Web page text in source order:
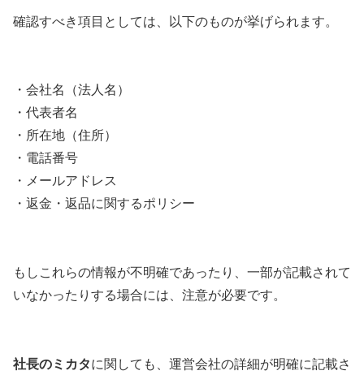
確認すべき項目としては、以下のものが挙げられます。
・会社名（法人名）
・代表者名
・所在地（住所）
・電話番号
・メールアドレス
・返金・返品に関するポリシー
もしこれらの情報が不明確であったり、一部が記載されて
いなかったりする場合には、注意が必要です。
社長のミカタに関しても、運営会社の詳細が明確に記載さ